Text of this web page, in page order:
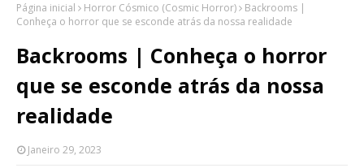
Página inicial Horror Cósmico (Cosmic Horror)
Backrooms |
Conheça o horror que se esconde atrás da nossa realidade
Backrooms | Conheça o horror
que se esconde atrás da nossa
realidade
Janeiro 29, 2023